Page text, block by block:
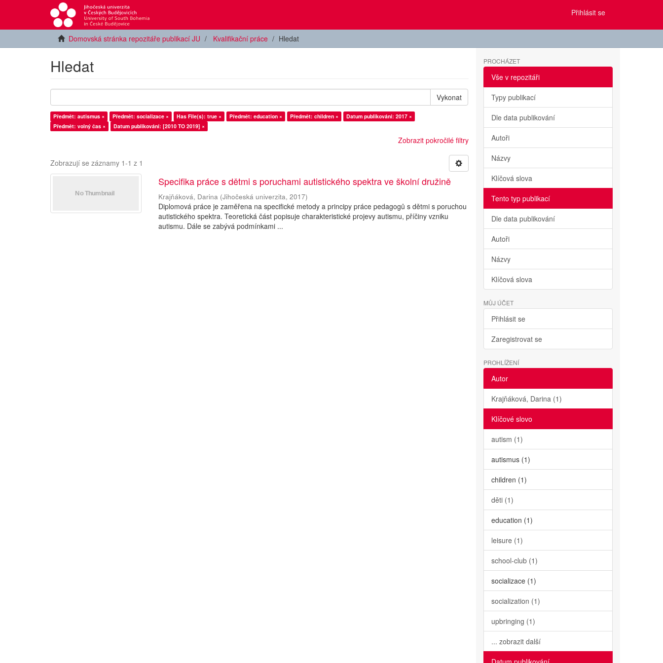
Přihlásit se
Domovská stránka repozitáře publikací JU Kvalifikační práce Hledat
Hledat
Vykonat
Předmět: autismus × Předmět: socializace × Has File(s): true × Předmět: education × Předmět: children ×
Datum publikování: 2017 ×
Předmět: volný čas ×
Datum publikování: [2010 TO 2019] ×
Zobrazit pokročilé filtry
Zobrazují se záznamy 1-1 z 1
Specifika práce s dětmi s poruchami autistického spektra ve školní družině
Krajňáková, Darina (Jihočeská univerzita,2017)
Diplomová práce je zaměřena na specifické metody a principy práce pedagogů s dětmi s poruchou
autistického spektra. Teoretická část popisuje charakteristické projevy autismu, příčiny vzniku
autismu. Dále se zabývá podmínkami ...
PROCHÁZET
Vše v repozitáři
Typy publikací
Dle data publikování
Autoři
Názvy
Klíčová slova
Tento typ publikací
Dle data publikování
Autoři
Názvy
Klíčová slova
MŮJ ÚČET
Přihlásit se
Zaregistrovat se
PROHLÍŽENÍ
Autor
Krajňáková, Darina (1)
Klíčové slovo
autism (1)
autismus (1)
children (1)
děti (1)
education (1)
leisure (1)
school-club (1)
socializace (1)
socialization (1)
upbringing (1)
... zobrazit další